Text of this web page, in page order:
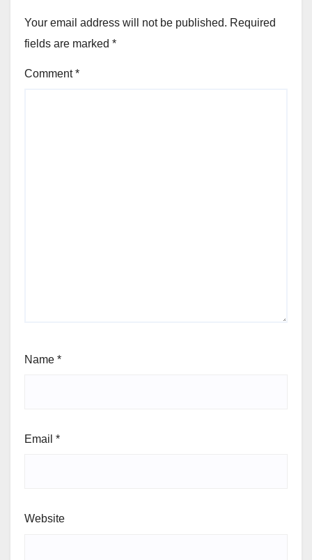
Your email address will not be published. Required
fields are marked *
Comment*
Name *
Email *
Website